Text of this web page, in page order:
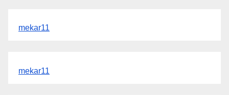
mekar11
mekar11